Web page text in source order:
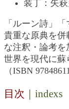
装丁：矢
「ルーン詩」
貴重な原典を併
な注釈・論考
世界を現代に蘇
（ISBN
目次 ｜indexs